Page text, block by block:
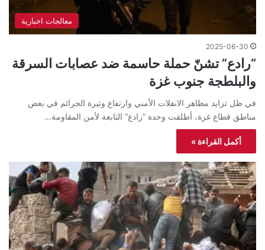
معالجات اخبارية
2025-06-30
“رادع” تشنّ حملة حاسمة ضد عصابات السرقة
والبلطجة جنوب غزة
في ظل تزايد مظاهر الانفلات الأمني وارتفاع وتيرة الجرائم في بعض
مناطق قطاع غزة، أطلقت وحدة “رادع” التابعة لأمن المقاومة…
أكمل القراءة »